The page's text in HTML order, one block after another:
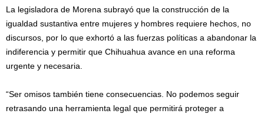
La legisladora de Morena subrayó que la construcción de la
igualdad sustantiva entre mujeres y hombres requiere hechos, no
discursos, por lo que exhortó a las fuerzas políticas a abandonar la
indiferencia y permitir que Chihuahua avance en una reforma
urgente y necesaria.
“Ser omisos también tiene consecuencias. No podemos seguir
retrasando una herramienta legal que permitirá proteger a